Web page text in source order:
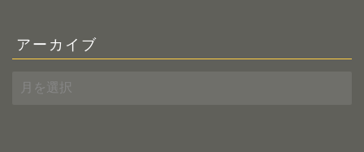
アーカイブ
ー